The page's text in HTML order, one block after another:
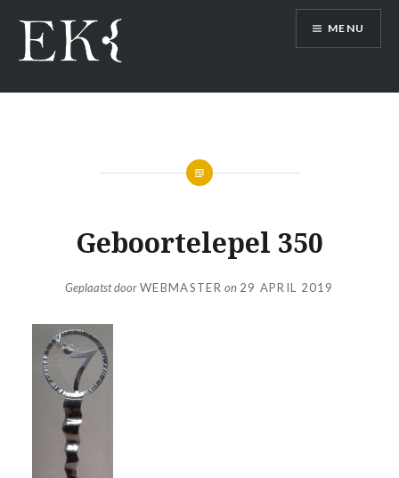
inhoud
MENU
Geboortelepel 350
Geplaatst doorWEBMASTER on 29 APRIL 2019